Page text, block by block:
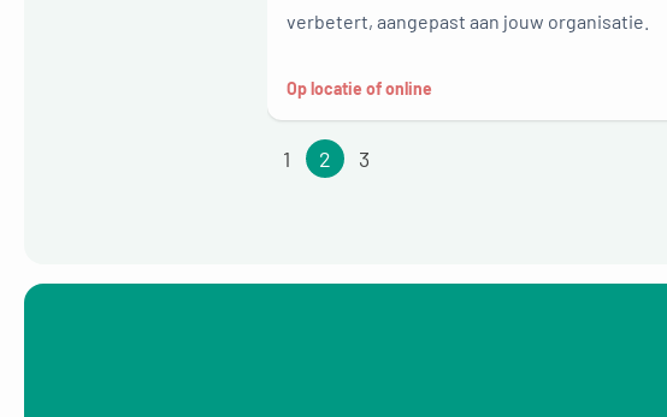
verbetert, aangepast aan jouw organisatie.
Op locatie of online
1 2 3